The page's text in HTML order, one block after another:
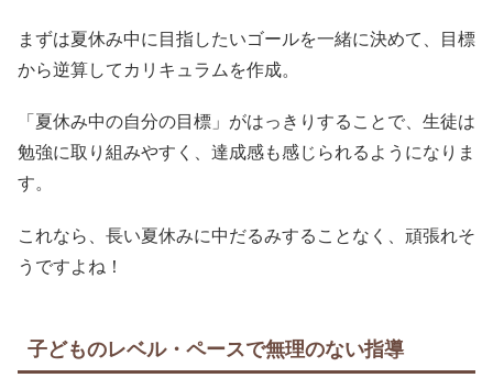
まずは夏休み中に目指したいゴールを一緒に決めて、目標
から逆算してカリキュラムを作成。
「夏休み中の自分の目標」がはっきりすることで、生徒は
勉強に取り組みやすく、達成感も感じられるようになりま
す。
これなら、長い夏休みに中だるみすることなく、頑張れそ
うですよね！
子どものレベル・ペースで無理のない指導